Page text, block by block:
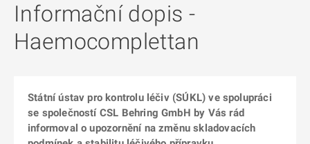
Informační dopis -
Haemocomplettan
Státní ústav pro kontrolu léčiv (SÚKL) ve spolupráci
se společností CSL Behring GmbH by Vás rád
informoval o upozornění na změnu skladovacích